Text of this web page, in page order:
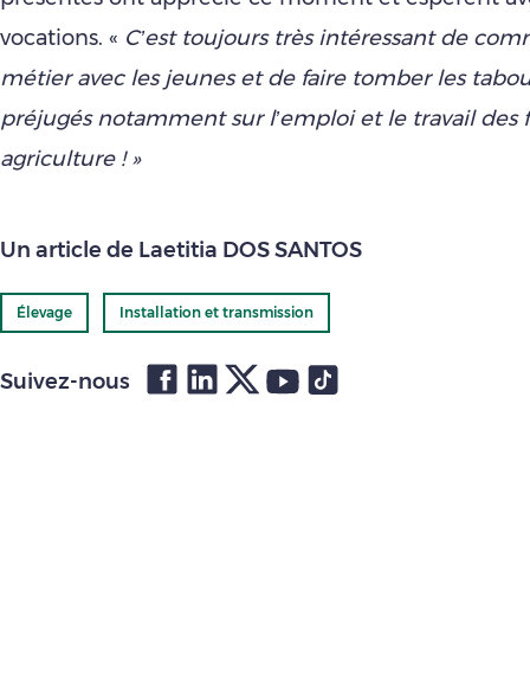
vocations. « C’est toujours très intéressant de
métier avec les jeunes et de faire tomber les
préjugés notamment sur l’emploi et le travail des
agriculture ! »
Un article de Laetitia DOS SANTOS
Élevage Installation et transmission
Suivez-nous